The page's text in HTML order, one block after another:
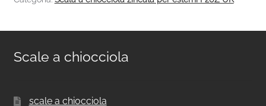
Scale a chiocciola
scale a chiocciola